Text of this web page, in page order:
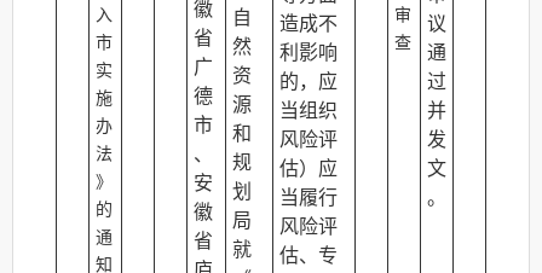
入
市
实
施
办
法
》
的
通
知
徽
省
广
德
市
、
安
徽
省
自
然
资
源
和
规
划
局
就
造成不
利影响
的，应
当组织
风险评
估）应
当履行
风险评
估、专
审
查
议
通
过
并
发
文
。